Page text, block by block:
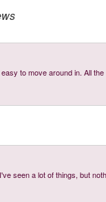
to move around in. All
seen a lot of things, but